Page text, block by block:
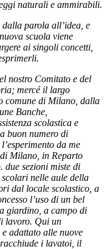
naturali e ammirabili.
parola all’idea, e
scuola viene
ai singoli concetti,
nostro Comitato e del
mercé il largo
comune di Milano, dalla
Banche,
scolastica e
buon numero di
da me
Milano, in Reparto
due sezioni miste di
nelle aule della
dal locale scolastico, a
l’uso di un bel
giardino, a campo di
lavoro. Qui un
adattato alle nuove
i lavatoi, il